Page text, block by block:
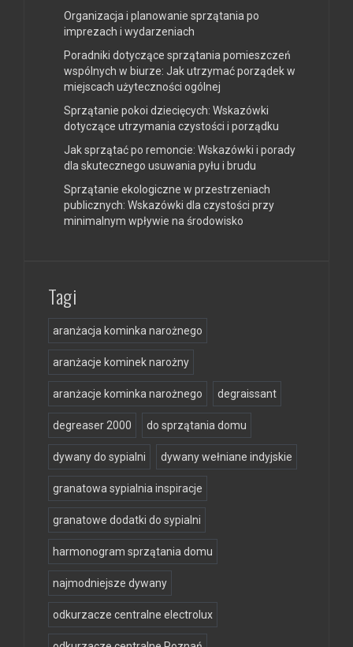
Organizacja i planowanie sprzątania po
imprezach i wydarzeniach
Poradniki dotyczące sprzątania pomieszczeń
wspólnych w biurze: Jak utrzymać porządek w
miejscach użyteczności ogólnej
Sprzątanie pokoi dziecięcych: Wskazówki
dotyczące utrzymania czystości i porządku
Jak sprzątać po remoncie: Wskazówki i porady
dla skutecznego usuwania pyłu i brudu
Sprzątanie ekologiczne w przestrzeniach
publicznych: Wskazówki dla czystości przy
minimalnym wpływie na środowisko
Tagi
aranżacja kominka narożnego
aranżacje kominek narożny
aranżacje kominka narożnego degraissant
degreaser 2000 do sprzątania domu
dywany do sypialni dywany wełniane indyjskie
granatowa sypialnia inspiracje
granatowe dodatki do sypialni
harmonogram sprzątania domu
najmodniejsze dywany
odkurzacze centralne electrolux